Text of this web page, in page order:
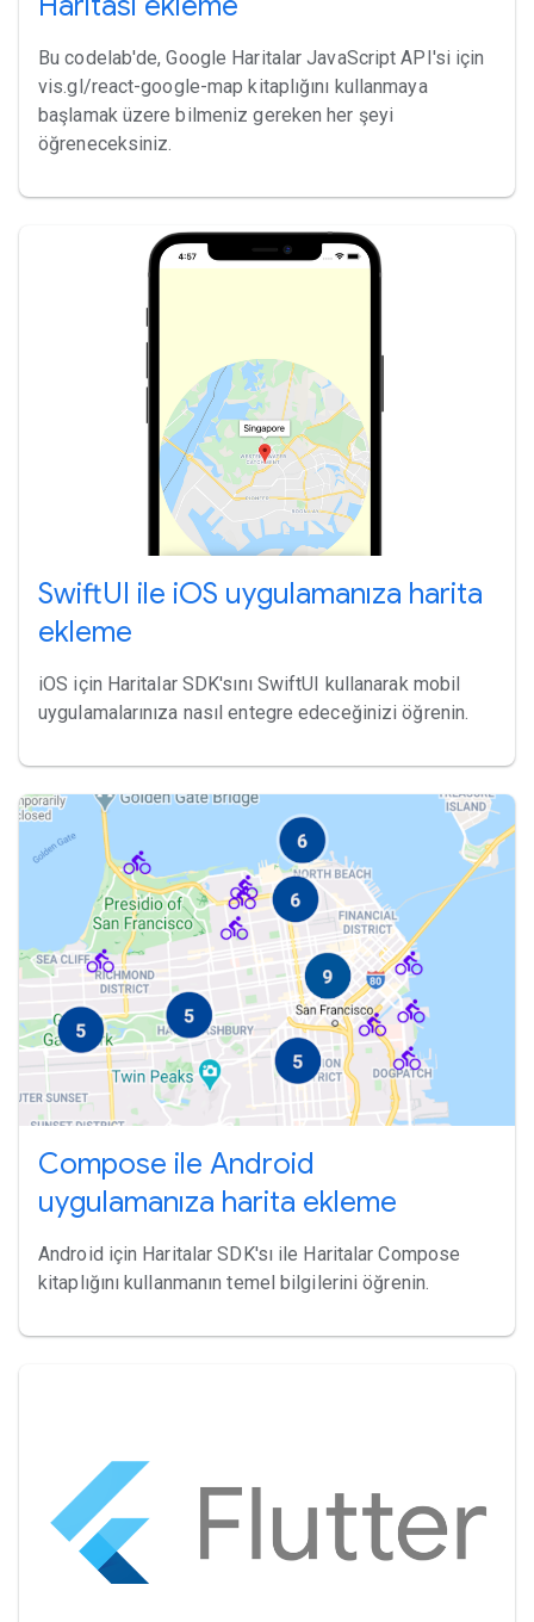
Bu codelab'de, Google Haritalar JavaScript API'si için
vis.gl/react-google-map kitaplığını kullanmaya
başlamak üzere bilmeniz gereken her şeyi
öğreneceksiniz.
SwiftUI ile iOS uygulamanıza harita
ekleme
iOS için Haritalar SDK'sını SwiftUI kullanarak mobil
uygulamalarınıza nasıl entegre edeceğinizi öğrenin.
Compose ile Android
uygulamanıza harita ekleme
Android için Haritalar SDK'sı ile Haritalar Compose
kitaplığını kullanmanın temel bilgilerini öğrenin.